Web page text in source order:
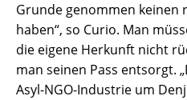
Grunde genommen keinen
haben“, so Curio. Man
die eigene Herkunft nicht
man seinen Pass entsorgt.
Asyl-NGO-Industrie um